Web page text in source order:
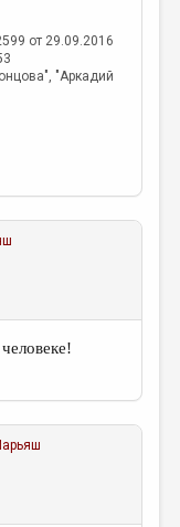
от 29.09.2016
"Аркадий